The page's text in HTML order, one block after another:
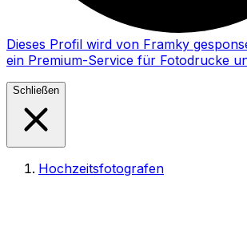
Dieses Profil wird von Framky
ein Premium-Service für Fotodrucke
Schließen
Hochzeitsfotografen